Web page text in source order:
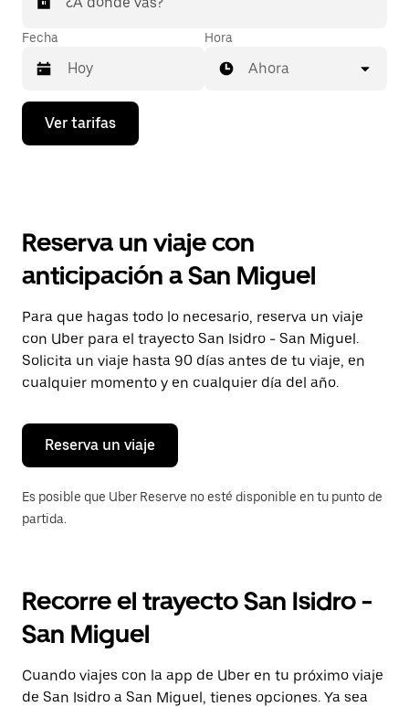
Fecha
Presiona
flecha
el
y
selecciona
una
fecha.
Presiona
la
tecla Esc
para
el
calendario.
Hora
Ahora
Ver tarifas
Reserva un viaje con
anticipación a San Miguel
Para que hagas todo lo necesario, reserva un viaje
con Uber para el trayecto San Isidro - San Miguel.
Solicita un viaje hasta 90 días antes de tu viaje, en
cualquier momento y en cualquier día del año.
Reserva un viaje
Es posible que Uber Reserve no esté disponible en tu punto de
partida.
Recorre el trayecto San Isidro -
San Miguel
Cuando viajes con la app de Uber en tu próximo viaje
de San Isidro a San Miguel, tienes opciones. Ya sea